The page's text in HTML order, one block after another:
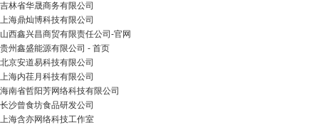
吉林省华晟商务有限公司
上海鼎灿博科技有限公司
山西鑫兴昌商贸有限责任公司-官网
贵州鑫盛能源有限公司 - 首页
北京安道易科技有限公司
上海内荏月科技有限公司
海南省哲阳芳网络科技有限公司
长沙曾食坊食品研发公司
上海含亦网络科技工作室